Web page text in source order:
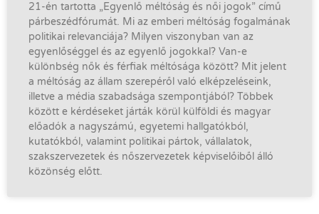
21-én tartotta „Egyenlő méltóság és női jogok” című
párbeszédfórumát. Mi az emberi méltóság fogalmának
politikai relevanciája? Milyen viszonyban van az
egyenlőséggel és az egyenlő jogokkal? Van-e
különbség nők és férfiak méltósága között? Mit jelent
a méltóság az állam szerepéről való elképzeléseink,
illetve a média szabadsága szempontjából? Többek
között e kérdéseket járták körül külföldi és magyar
előadók a nagyszámú, egyetemi hallgatókból,
kutatókból, valamint politikai pártok, vállalatok,
szakszervezetek és nőszervezetek képviselőiből álló
közönség előtt.